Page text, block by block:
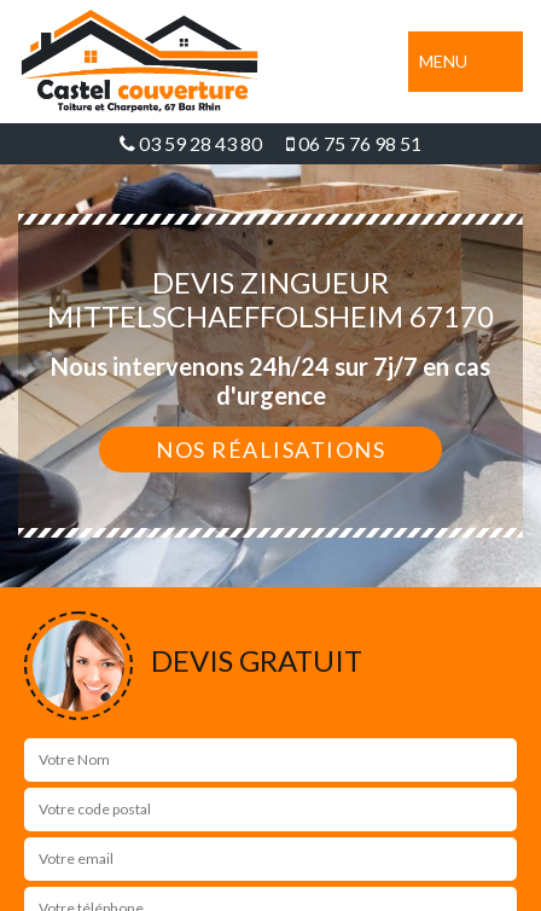
MENU
03 59 28 43 80 06 75 76 98 51
DEVIS ZINGUEUR
MITTELSCHAEFFOLSHEIM 67170
Nous intervenons 24h/24 sur 7j/7 en cas
d'urgence
NOS RÉALISATIONS
DEVIS GRATUIT